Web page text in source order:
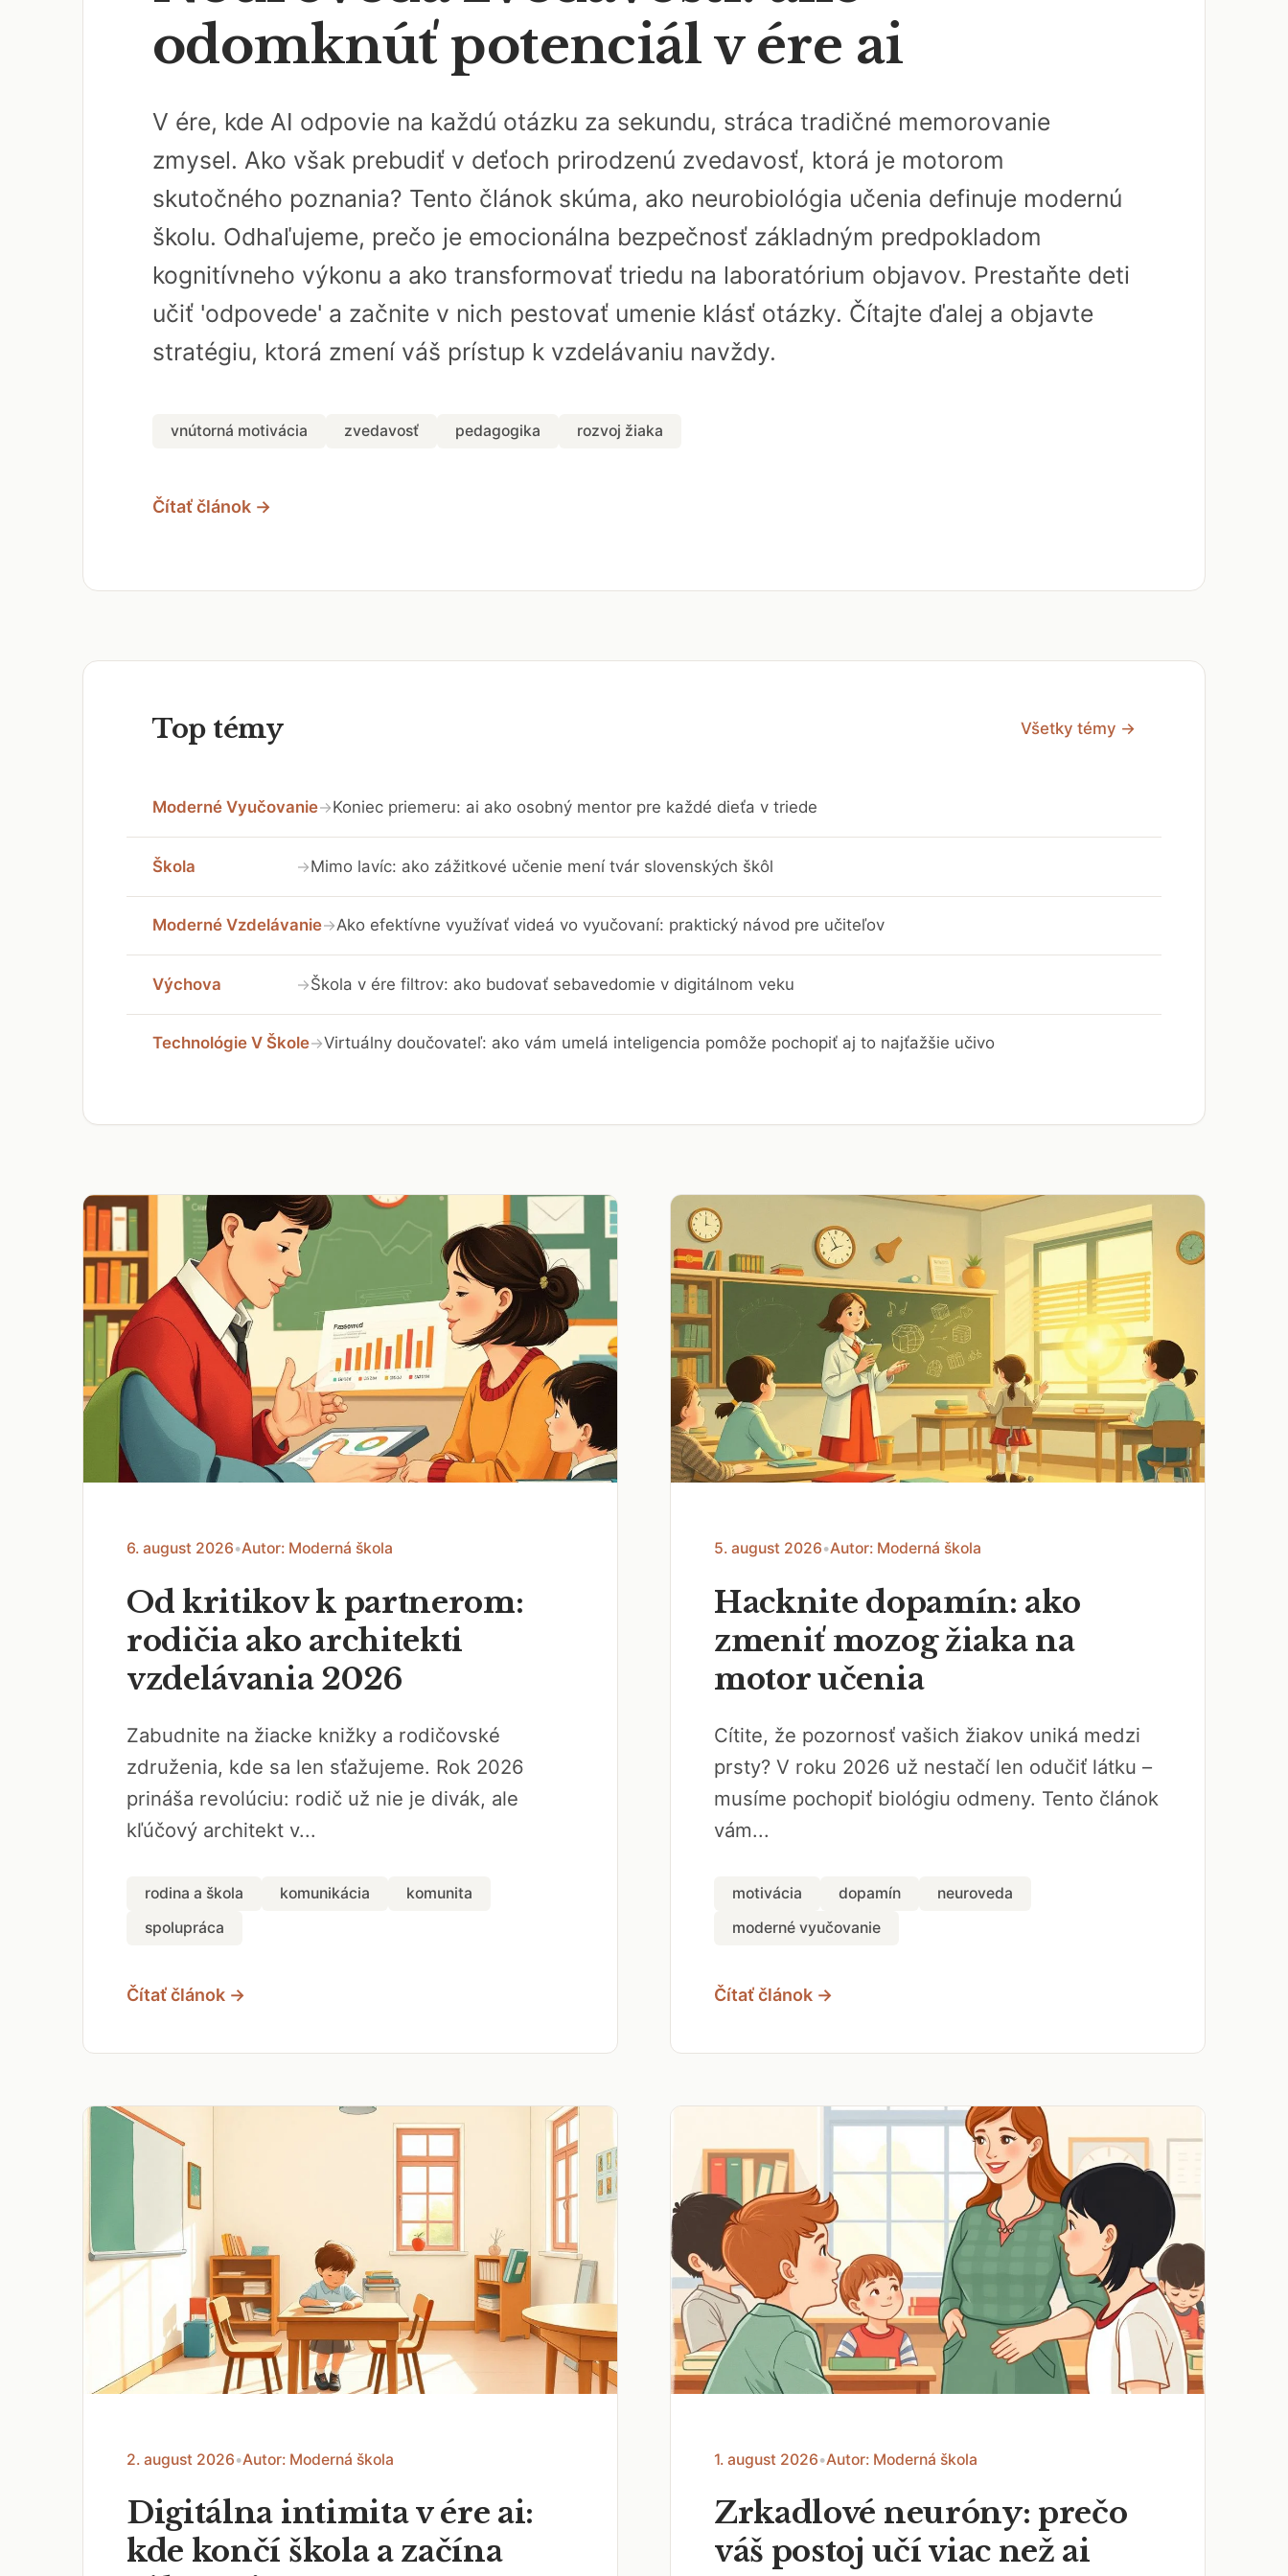
odomknúť potenciál v ére ai
V ére, kde AI odpovie na každú otázku za sekundu, stráca tradičné memorovanie
zmysel. Ako však prebudiť v deťoch prirodzenú zvedavosť, ktorá je motorom
skutočného poznania? Tento článok skúma, ako neurobiológia učenia definuje modernú
školu. Odhaľujeme, prečo je emocionálna bezpečnosť základným predpokladom
kognitívneho výkonu a ako transformovať triedu na laboratórium objavov. Prestaňte deti
učiť 'odpovede' a začnite v nich pestovať umenie klásť otázky. Čítajte ďalej a objavte
stratégiu, ktorá zmení váš prístup k vzdelávaniu navždy.
vnútorná motivácia zvedavosť pedagogika rozvoj žiaka
Čítať článok →
Top témy Všetky témy →
Moderné Vyučovanie→Koniec priemeru: ai ako osobný mentor pre každé dieťa v triede
Škola →Mimo lavíc: ako zážitkové učenie mení tvár slovenských škôl
Moderné Vzdelávanie→Ako efektívne využívať videá vo vyučovaní: praktický návod pre učiteľov
Výchova →Škola v ére filtrov: ako budovať sebavedomie v digitálnom veku
Technológie V Škole→Virtuálny doučovateľ: ako vám umelá inteligencia pomôže pochopiť aj to najťažšie učivo
6. august 2026•Autor: Moderná škola
Od kritikov k partnerom:
rodičia ako architekti
vzdelávania 2026
Zabudnite na žiacke knižky a rodičovské
združenia, kde sa len sťažujeme. Rok 2026
prináša revolúciu: rodič už nie je divák, ale
kľúčový architekt v...
rodina a škola komunikácia
komunita
spolupráca
Čítať článok →
5. august 2026•Autor: Moderná škola
Hacknite dopamín: ako
zmeniť mozog žiaka na
motor učenia
Cítite, že pozornosť vašich žiakov uniká medzi
prsty? V roku 2026 už nestačí len odučiť látku –
musíme pochopiť biológiu odmeny. Tento článok
vám...
motivácia dopamín
neuroveda
moderné vyučovanie
Čítať článok →
2. august 2026•Autor: Moderná škola
Digitálna intimita v ére ai:
kde končí škola a začína
1. august 2026•Autor: Moderná škola
Zrkadlové neuróny: prečo
váš postoj učí viac než ai